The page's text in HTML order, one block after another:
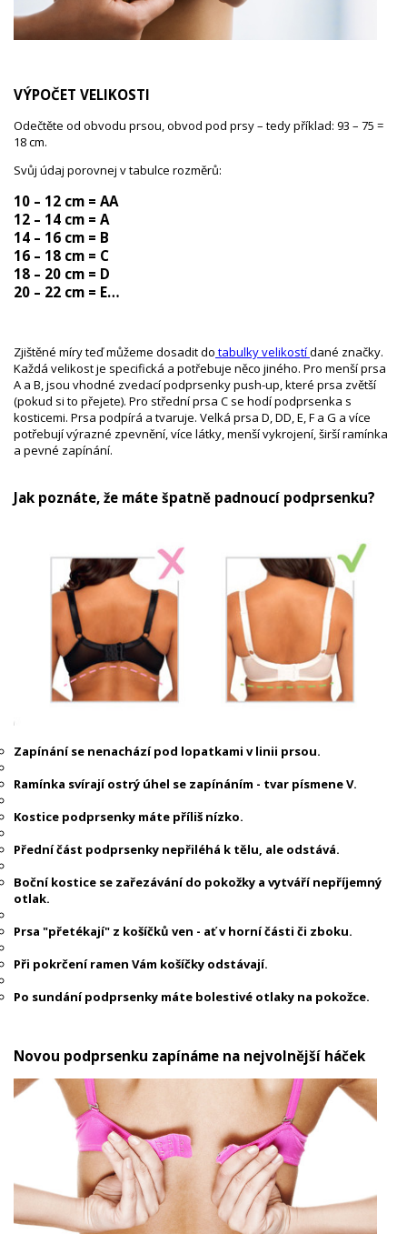
VÝPOČET VELIKOSTI
Odečtěte od obvodu prsou, obvod pod prsy – tedy příklad: 93 – 75 =
18 cm.
Svůj údaj porovnej v tabulce rozměrů:
10 – 12 cm = AA
12 – 14 cm = A
14 – 16 cm = B
16 – 18 cm = C
18 – 20 cm = D
20 – 22 cm = E…
Zjištěné míry teď můžeme dosadit do tabulky velikostídané značky.
Každá velikost je specifická a potřebuje něco jiného. Pro menší prsa
A a B, jsou vhodné zvedací podprsenky push-up, které prsa zvětší
(pokud si to přejete). Pro střední prsa C se hodí podprsenka s
kosticemi. Prsa podpírá a tvaruje. Velká prsa D, DD, E, F a G a více
potřebují výrazné zpevnění, více látky, menší vykrojení, širší ramínka
a pevné zapínání.
Jak poznáte, že máte špatně padnoucí podprsenku?
Zapínání se nenachází pod lopatkami v linii prsou.
Ramínka svírají ostrý úhel se zapínáním - tvar písmene V.
Kostice podprsenky máte příliš nízko.
Přední část podprsenky nepřiléhá k tělu, ale odstává.
Boční kostice se zařezávání do pokožky a vytváří nepříjemný
otlak.
Prsa "přetékají" z košíčků ven - ať v horní části či zboku.
Při pokrčení ramen Vám košíčky odstávají.
Po sundání podprsenky máte bolestivé otlaky na pokožce.
Novou podprsenku zapínáme na nejvolnější háček